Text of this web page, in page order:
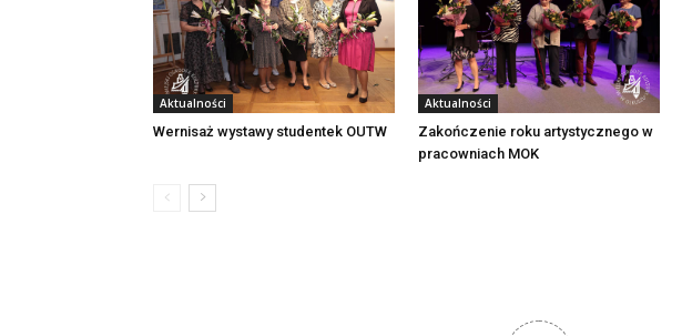
Aktualności
Wernisaż wystawy studentek OUTW
Aktualności
Zakończenie roku artystycznego w
pracowniach MOK